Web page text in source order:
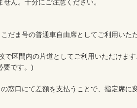
ん。十分にご注意ください。
だま号の普通車自由席としてご利用いた
で区間内の片道としてご利用いただけます
要です。)
窓口にて差額を支払うことで、指定席に